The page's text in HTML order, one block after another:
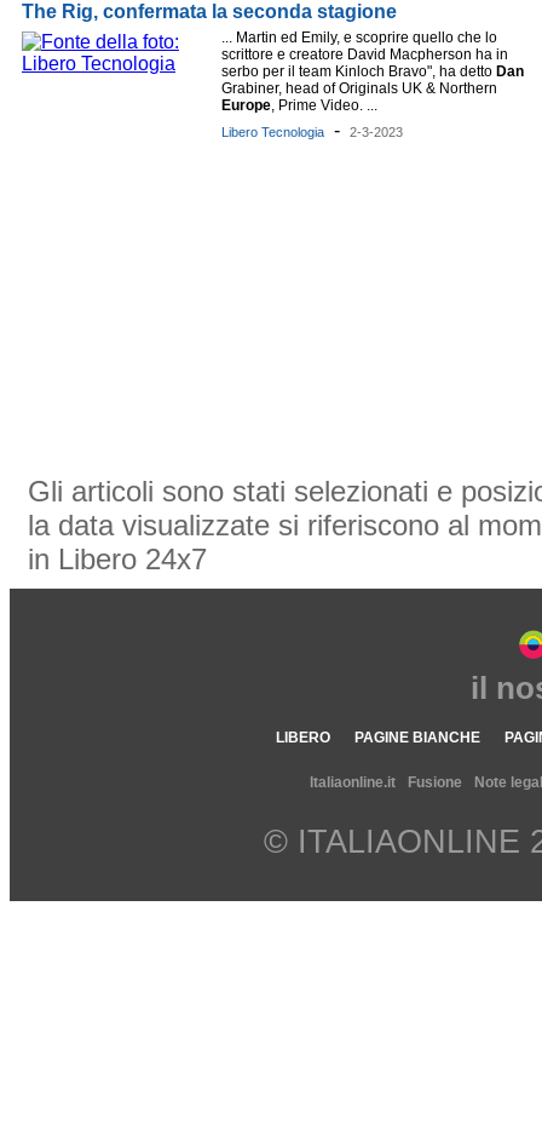
The Rig, confermata la seconda stagione
... Martin ed Emily, e scoprire quello che lo
scrittore e creatore David Macpherson ha in
serbo per il team Kinloch Bravo", ha detto Dan
Grabiner, head of Originals UK & Northern
Europe, Prime Video. ...
Libero Tecnologia - 2-3-2023
Gli articoli sono stati selezionati e
la data visualizzate si riferiscono al
in Libero 24x7
il
LIBERO PAGINE BIANCHE
Italiaonline.it Fusione Note
© ITALIAONLINE